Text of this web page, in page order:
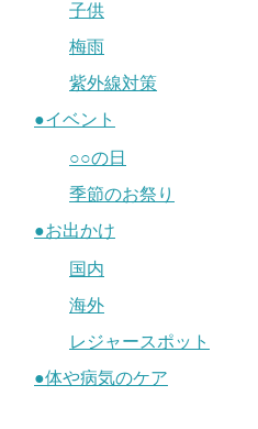
子供
梅雨
紫外線対策
●イベント
○○の日
季節のお祭り
●お出かけ
国内
海外
レジャースポット
●体や病気のケア